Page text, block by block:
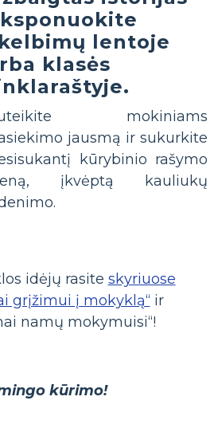
lentoje
klasės
mokiniams
jausmą ir sukurkite
kūrybinio rašymo
įkvėptą kauliukų
idėjų rasite skyriuose
grįžimui į mokyklą“ ir
namų mokymuisi“!
kūrimo!